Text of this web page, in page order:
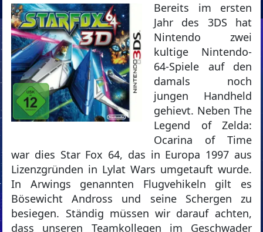
Bereits im ersten
Jahr des 3DS hat
Nintendo zwei
kultige Nintendo-
64-Spiele auf den
damals noch
jungen Handheld
gehievt. Neben The
Legend of Zelda:
Ocarina of Time
war dies Star Fox 64, das in Europa 1997 aus
Lizenzgründen in Lylat Wars umgetauft wurde.
In Arwings genannten Flugvehikeln gilt es
Bösewicht Andross und seine Schergen zu
besiegen. Ständig müssen wir darauf achten,
dass unseren Teamkollegen im Geschwader